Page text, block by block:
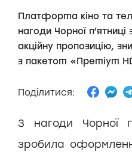
Платформа кіно та
нагоди Чорної
акційну пропозицію,
з пакетом «Преміум
Поділитися:
З нагоди Чорної
зробила